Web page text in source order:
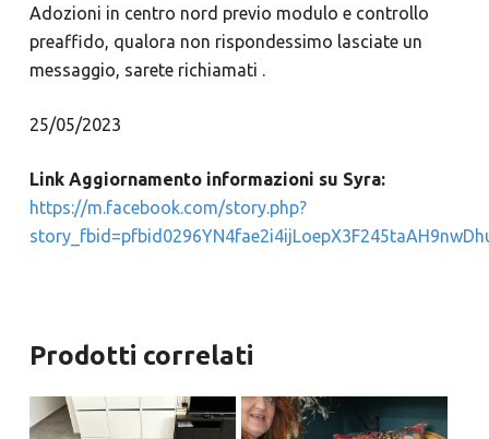
Adozioni in centro nord previo modulo e controllo
preaffido, qualora non rispondessimo lasciate un
messaggio, sarete richiamati .
25/05/2023
Link Aggiornamento informazioni su Syra:
https://m.facebook.com/story.php?
Prodotti correlati